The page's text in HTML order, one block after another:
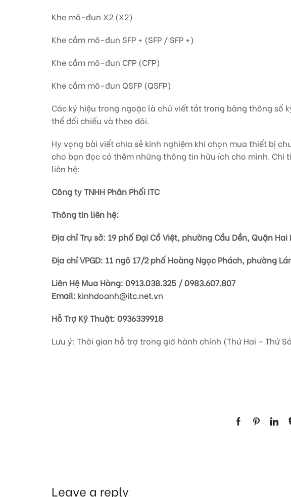
Khe mô-đun X2 (X2)
Khe cắm mô-đun SFP + (SFP / SFP +)
Khe cắm mô-đun CFP (CFP)
Khe cắm mô-đun QSFP (QSFP)
Các ký hiệu trong ngoặc là chữ viết tắt trong bảng thông số
thể đối chiếu và theo dõi.
Hy vọng bài viết chia sẻ kinh nghiệm khi chọn mua thiết bị
cho bạn đọc có thêm những thông tin hữu ích cho mình. Chi
liên hệ:
Công ty TNHH Phân Phối ITC
Thông tin liên hệ:
Địa chỉ Trụ sở: 19 phố Đại Cồ Việt, phường Cầu Dền, Quận Hai
Địa chỉ VPGD: 11 ngõ 17/2 phố Hoàng Ngọc Phách, phường
Liên Hệ Mua Hàng: 0913.038.325 / 0983.607.807
Email: kinhdoanh@itc.net.vn
Hỗ Trợ Kỹ Thuật: 0936339918
Lưu ý: Thời gian hỗ trợ trong giờ hành chính (Thứ Hai – Thứ
Leave a reply